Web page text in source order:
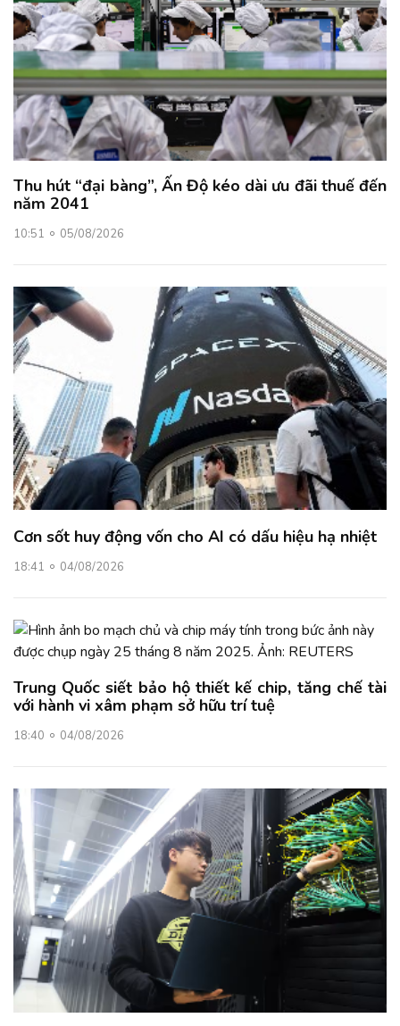
Thu hút “đại bàng”, Ấn Độ kéo dài ưu đãi thuế đến
năm 2041
10:51 05/08/2026
Cơn sốt huy động vốn cho AI có dấu hiệu hạ nhiệt
18:41 04/08/2026
Trung Quốc siết bảo hộ thiết kế chip, tăng chế tài
với hành vi xâm phạm sở hữu trí tuệ
18:40 04/08/2026